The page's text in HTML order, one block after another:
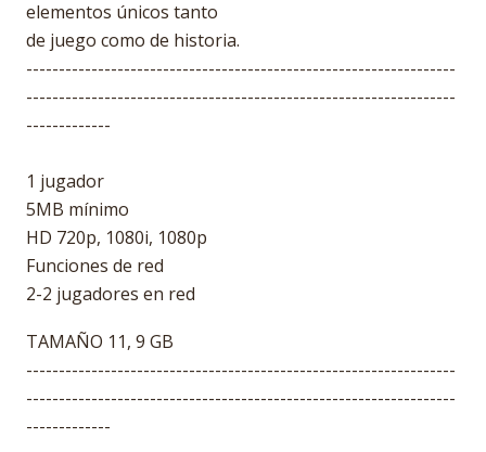
elementos únicos tanto
de juego como de historia.
------------------------------------------------------------------
------------------------------------------------------------------
-------------
1 jugador
5MB mínimo
HD 720p, 1080i, 1080p
Funciones de red
2-2 jugadores en red
TAMAÑO 11, 9 GB
------------------------------------------------------------------
------------------------------------------------------------------
-------------